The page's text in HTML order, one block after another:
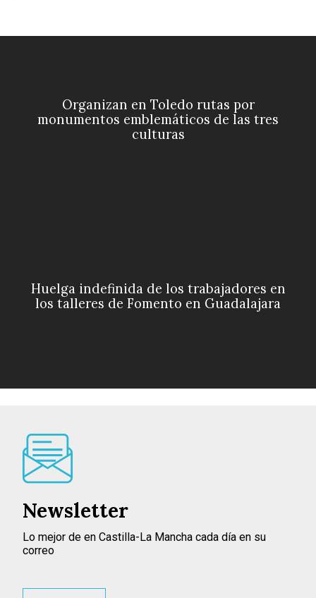
Organizan en Toledo rutas por
monumentos emblemáticos de las tres
culturas
Huelga indefinida de los trabajadores en
los talleres de Fomento en Guadalajara
Newsletter
Lo mejor de en Castilla-La Mancha cada día en su
correo